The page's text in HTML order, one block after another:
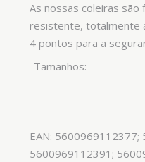
As nossas coleiras
resistente, totalmente
4 pontos para a
-Tamanhos:
EAN:
5600969112391;